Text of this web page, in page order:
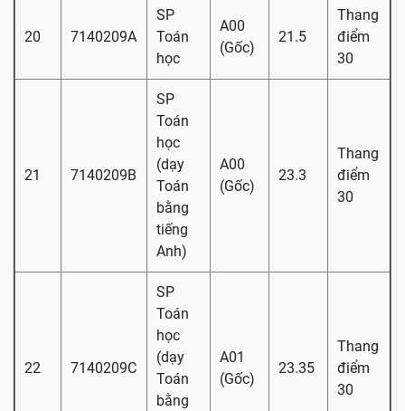
20 7140209A
SP
Toán
học
A00
(Gốc)
21.5
Thang
điểm
30
21 7140209B
SP
Toán
học
(dạy
Toán
bằng
tiếng
Anh)
A00
(Gốc)
23.3
Thang
điểm
30
22 7140209C
SP
Toán
học
(dạy
Toán
bằng
A01
(Gốc)
23.35
Thang
điểm
30